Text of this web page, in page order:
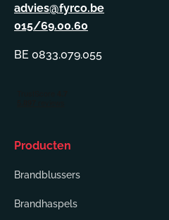
advies@fyrco.be
015/69.00.60
BE 0833.079.055
Producten
Brandblussers
Brandhaspels